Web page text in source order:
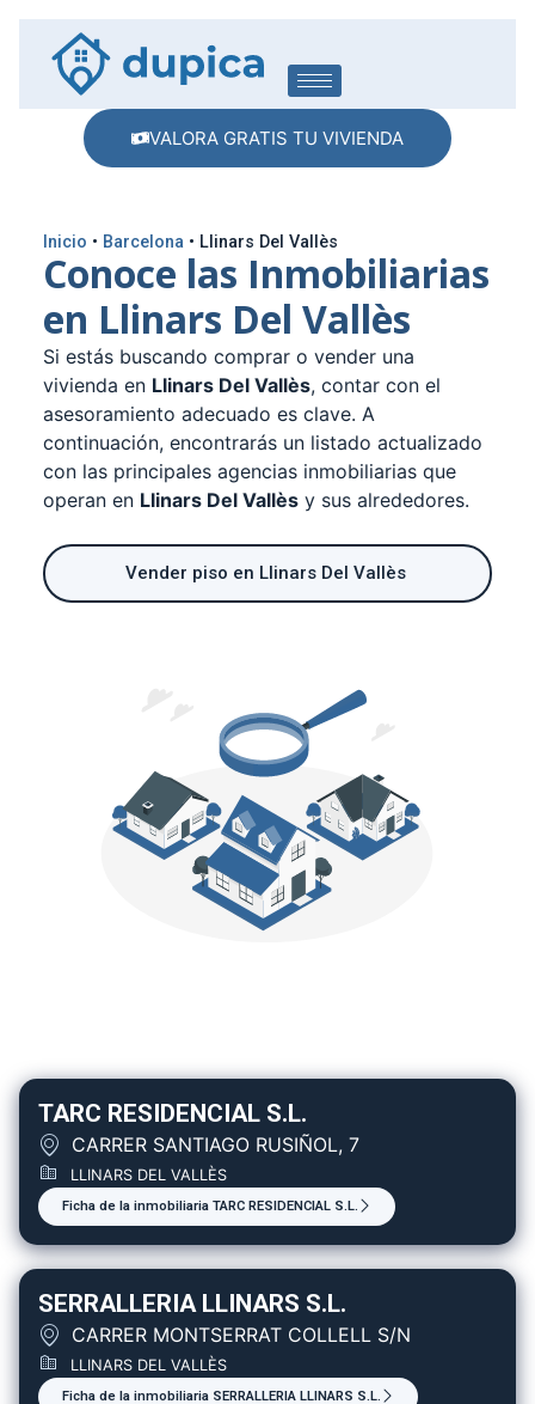
VALORA GRATIS TU VIVIENDA
Inicio • Barcelona • Llinars Del Vallès
Conoce las Inmobiliarias
en Llinars Del Vallès
Si estás buscando comprar o vender una
vivienda en Llinars Del Vallès, contar con el
asesoramiento adecuado es clave. A
continuación, encontrarás un listado actualizado
con las principales agencias inmobiliarias que
operan en Llinars Del Vallès y sus alrededores.
Vender piso en Llinars Del Vallès
TARC RESIDENCIAL S.L.
CARRER SANTIAGO RUSIÑOL, 7
LLINARS DEL VALLÈS
Ficha de la inmobiliaria TARC RESIDENCIAL S.L.
SERRALLERIA LLINARS S.L.
CARRER MONTSERRAT COLLELL S/N
LLINARS DEL VALLÈS
Ficha de la inmobiliaria SERRALLERIA LLINARS S.L.